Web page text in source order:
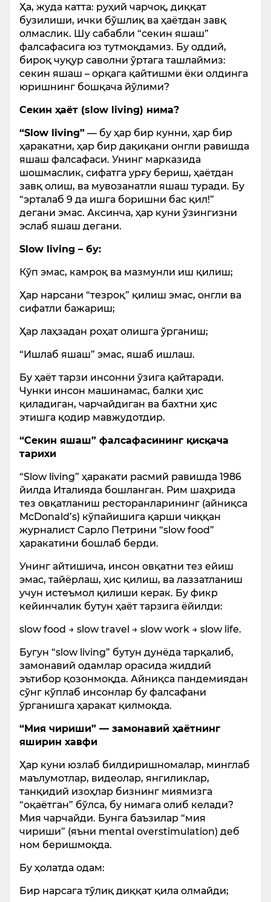
Ҳа, жуда катта: руҳий чарчоқ, диққат
бузилиши, ички бўшлиқ ва ҳаётдан завқ
олмаслик. Шу сабабли “секин яшаш”
фалсафасига юз тутмоқдамиз. Бу оддий,
бироқ чуқур саволни ўртага ташлаймиз:
секин яшаш – орқага қайтишми ёки олдинга
юришнинг бошқача йўлими?
Секин ҳаёт (slow living) нима?
“Slow living” — бу ҳар бир кунни, ҳар бир
ҳаракатни, ҳар бир дақиқани онгли равишда
яшаш фалсафаси. Унинг марказида
шошмаслик, сифатга урғу бериш, ҳаётдан
завқ олиш, ва мувозанатли яшаш туради. Бу
“эрталаб 9 да ишга боришни бас қил!”
дегани эмас. Аксинча, ҳар куни ўзингизни
эслаб яшаш дегани.
Slow living – бу:
Кўп эмас, камроқ ва мазмунли иш қилиш;
Ҳар нарсани “тезроқ” қилиш эмас, онгли ва
сифатли бажариш;
Ҳар лаҳзадан роҳат олишга ўрганиш;
“Ишлаб яшаш” эмас, яшаб ишлаш.
Бу ҳаёт тарзи инсонни ўзига қайтаради.
Чунки инсон машинамас, балки ҳис
қиладиган, чарчайдиган ва бахтни ҳис
этишга қодир мавжудотдир.
“Секин яшаш” фалсафасининг қисқача
тарихи
“Slow living” ҳаракати расмий равишда 1986
йилда Италияда бошланган. Рим шаҳрида
тез овқатланиш ресторанларининг (айниқса
McDonald’s) кўпайишига қарши чиққан
журналист Cарло Петрини “slow food”
ҳаракатини бошлаб берди.
Унинг айтишича, инсон овқатни тез ейиш
эмас, тайёрлаш, ҳис қилиш, ва лаззатланиш
учун истеъмол қилиши керак. Бу фикр
кейинчалик бутун ҳаёт тарзига ёйилди:
slow food → slow travel → slow work → slow life.
Бугун “slow living” бутун дунёда тарқалиб,
замонавий одамлар орасида жиддий
эътибор қозонмоқда. Айниқса пандемиядан
сўнг кўплаб инсонлар бу фалсафани
ўрганишга ҳаракат қилмоқда.
“Мия чириши” — замонавий ҳаётнинг
яширин хавфи
Ҳар куни юзлаб билдиришномалар, минглаб
маълумотлар, видеолар, янгиликлар,
танқидий изоҳлар бизнинг миямизга
“оқаётган” бўлса, бу нимага олиб келади?
Мия чарчайди. Бунга баъзилар “мия
чириши” (яъни mental overstimulation) деб
ном беришмоқда.
Бу ҳолатда одам:
Бир нарсага тўлиқ диққат қила олмайди;